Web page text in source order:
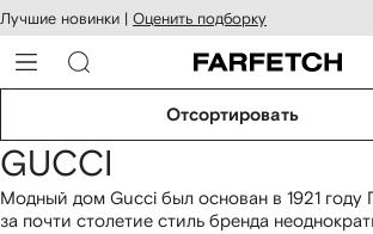
к
Лучшие новинки | Оценить подборку
Отсортировать
GUCCI
Модный дом Gucci был основан в 1921 году
за почти столетие стиль бренда